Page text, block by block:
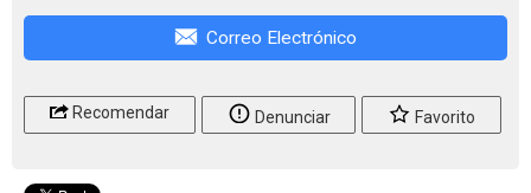
Correo Electrónico
Recomendar Denunciar Favorito